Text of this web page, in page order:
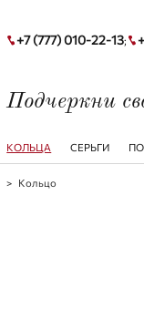
+7 (777) 010-22-13;
Подчеркни
КОЛЬЦА СЕРЬГИ
> Кольцо